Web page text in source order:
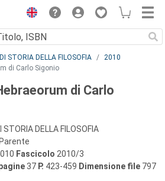
STORIA DELLA FILOSOFIA
2010
di Carlo Sigonio
di Carlo
STORIA DELLA FILOSOFIA
Fascicolo 2010/3
37 P. 423-459 Dimensione file 797